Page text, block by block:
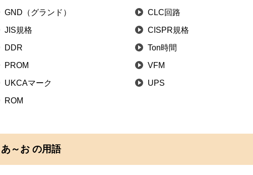
GND（グランド） CLC回路
JIS規格 CISPR規格
DDR Ton時間
PROM VFM
UKCAマーク UPS
ROM
あ～お の用語